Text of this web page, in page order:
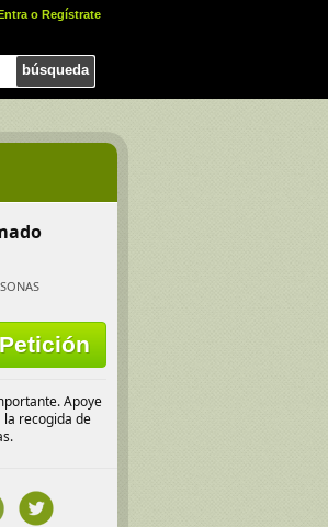
o Regístrate
búsqueda
Apoye
la recogida de